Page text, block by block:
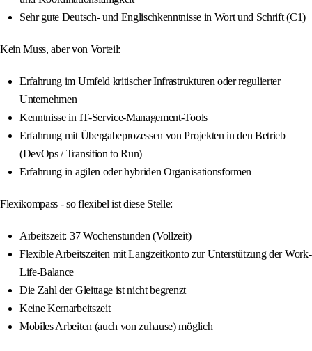
Sehr gute Deutsch- und Englischkenntnisse in Wort und Schrift (C1)
Kein Muss, aber von Vorteil:
Erfahrung im Umfeld kritischer Infrastrukturen oder regulierter
Unternehmen
Kenntnisse in IT-Service-Management-Tools
Erfahrung mit Übergabeprozessen von Projekten in den Betrieb
(DevOps / Transition to Run)
Erfahrung in agilen oder hybriden Organisationsformen
Flexikompass - so flexibel ist diese Stelle:
Arbeitszeit: 37 Wochenstunden (Vollzeit)
Flexible Arbeitszeiten mit Langzeitkonto zur Unterstützung der Work-
Life-Balance
Die Zahl der Gleittage ist nicht begrenzt
Keine Kernarbeitszeit
Mobiles Arbeiten (auch von zuhause) möglich